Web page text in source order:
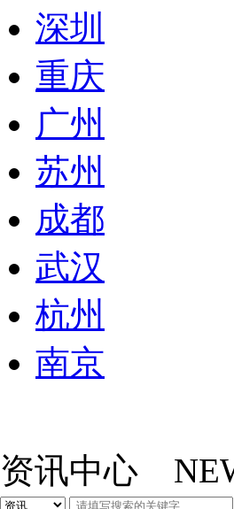
深圳
重庆
广州
苏州
成都
武汉
杭州
南京
资讯中心